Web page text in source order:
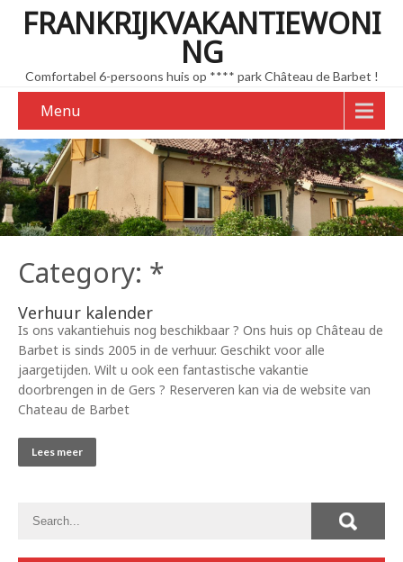
FRANKRIJKVAKANTIEWONI
NG
Comfortabel 6-persoons huis op **** park Château de Barbet !
Menu
Category: *
Verhuur kalender
Is ons vakantiehuis nog beschikbaar ? Ons huis op Château de
Barbet is sinds 2005 in de verhuur. Geschikt voor alle
jaargetijden. Wilt u ook een fantastische vakantie
doorbrengen in de Gers ? Reserveren kan via de website van
Chateau de Barbet
Lees meer